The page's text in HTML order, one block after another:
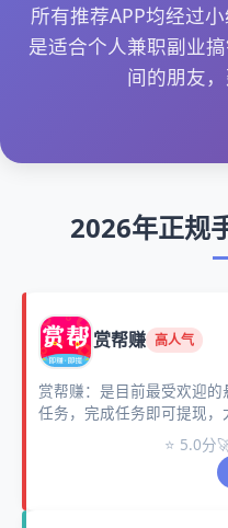
所有推荐APP均经过
是适合个人兼职副业
间的朋友，
2026年正规
赏帮赚 高人气
赏帮赚：是目前最受欢迎
任务，完成任务即可提现
⭐ 5.0分